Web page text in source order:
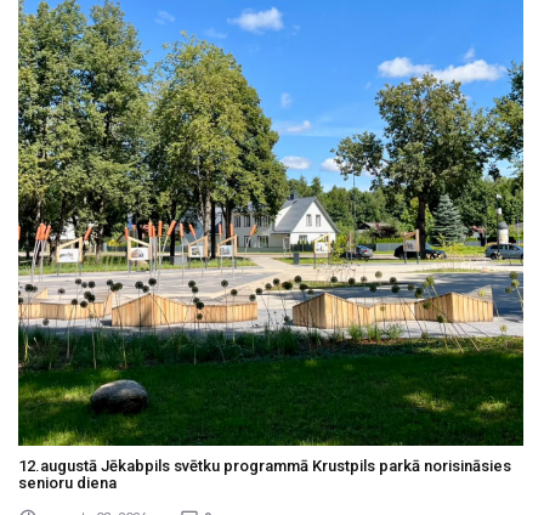
12.augustā Jēkabpils svētku programmā Krustpils parkā norisināsies
senioru diena